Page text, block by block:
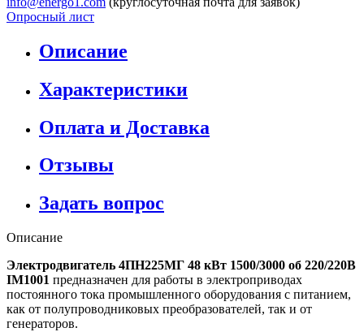
Опросный лист
Описание
Характеристики
Оплата и Доставка
Отзывы
Задать вопрос
Описание
Электродвигатель 4ПН225МГ 48 кВт 1500/3000 об 220/220В
IM1001 предназначен для работы в электроприводах
постоянного тока промышленного оборудования с питанием,
как от полупроводниковых преобразователей, так и от
генераторов.